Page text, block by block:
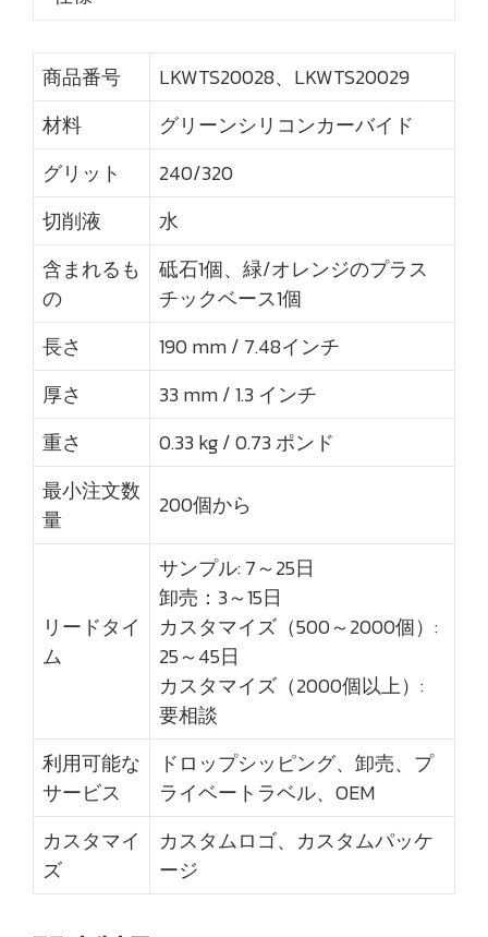
商品番号
LKWTS20028、LKWTS20029
材料
グリーンシリコンカーバイド
グリット
240/320
切削液
水
含まれるも
の
砥石1個、緑/オレンジのプラス
チックベース1個
長さ
190 mm / 7.48インチ
厚さ
33 mm / 1.3 インチ
重さ
0.33 kg / 0.73 ポンド
最小注文数
量
200個から
リードタイ
ム
サンプル: 7～25日
卸売：3～15日
カスタマイズ（500～2000個）:
25～45日
カスタマイズ（2000個以上）:
要相談
利用可能な
サービス
ドロップシッピング、卸売、プ
ライベートラベル、OEM
カスタマイ
ズ
カスタムロゴ、カスタムパッケ
ージ